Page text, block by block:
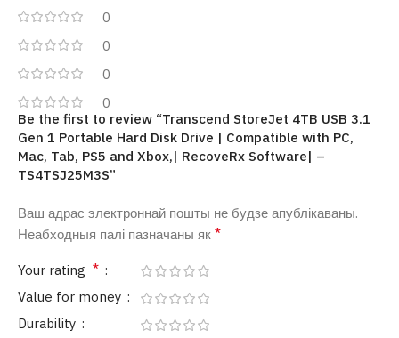
0
0
0
0
Be the first to review “Transcend StoreJet 4TB USB 3.1
Gen 1 Portable Hard Disk Drive | Compatible with PC,
Mac, Tab, PS5 and Xbox,| RecoveRx Software| –
TS4TSJ25M3S”
Ваш адрас электроннай пошты не будзе апублікаваны.
Неабходныя палі пазначаны як*
Your rating *
Value for money
Durability